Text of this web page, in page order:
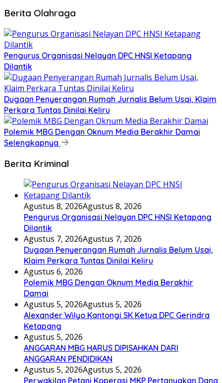
Berita Olahraga
Pengurus Organisasi Nelayan DPC HNSI Ketapang
Dilantik
Dugaan Penyerangan Rumah Jurnalis Belum Usai, Klaim
Perkara Tuntas Dinilai Keliru
Polemik MBG Dengan Oknum Media Berakhir Damai
Selengkapnya
Berita Kriminal
Agustus 8, 2026Agustus 8, 2026
Pengurus Organisasi Nelayan DPC HNSI Ketapang
Dilantik
Agustus 7, 2026Agustus 7, 2026
Dugaan Penyerangan Rumah Jurnalis Belum Usai,
Klaim Perkara Tuntas Dinilai Keliru
Agustus 6, 2026
Polemik MBG Dengan Oknum Media Berakhir
Damai
Agustus 5, 2026Agustus 5, 2026
Alexander Wilyo Kantongi SK Ketua DPC Gerindra
Ketapang
Agustus 5, 2026
ANGGARAN MBG HARUS DIPISAHKAN DARI
ANGGARAN PENDIDIKAN
Agustus 5, 2026Agustus 5, 2026
Perwakilan Petani Koperasi MKP Pertanyakan Dana